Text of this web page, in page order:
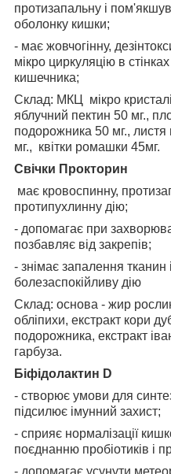
протизапальну і
оболонку кишки;
- має жовчогінну,
мікро циркуляцію в
кишечника;
Склад: МКЦ мікро
яблучний пектин 50 мг.,
подорожника 50 мг.,
мг., квітки ромашки 45мг.
Свічки Прокторин
має кровоспинну,
протипухлинну дію;
- допомагає при
позбавляє від закрепів;
- знімає запалення
болезаспокійливу дію
Склад: основа - жир
обліпихи, екстракт кори
подорожника, екстракт
гарбуза.
Біфідолактин D
- створює умови для
підсилює імунний захист;
- сприяє нормалізації
поєднанню пробіотиків і
- допомагає усунути